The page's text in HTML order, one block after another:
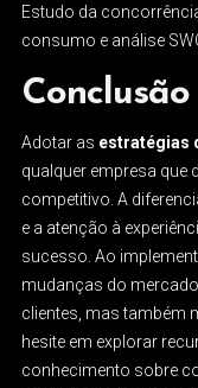
Estudo da
consumo e análise
Conclusão
Adotar as estratégias
qualquer empresa que
competitivo. A
e a atenção à
sucesso. Ao
mudanças do
clientes, mas também
hesite em explorar
conhecimento sobre